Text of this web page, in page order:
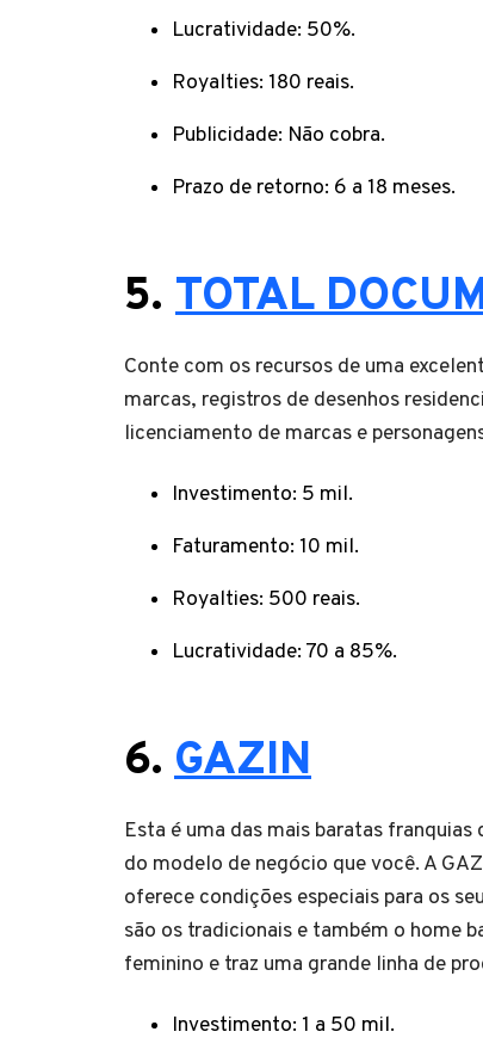
Lucratividade: 50%.
Royalties: 180 reais.
Publicidade: Não cobra.
Prazo de retorno: 6 a 18 meses.
5. TOTAL
Conte com os recursos de uma
marcas, registros de desenhos
licenciamento de marcas e
Investimento: 5 mil.
Faturamento: 10 mil.
Royalties: 500 reais.
Lucratividade: 70 a 85%.
6. GAZIN
Esta é uma das mais baratas
do modelo de negócio que você. A
oferece condições especiais para os
são os tradicionais e também o home
feminino e traz uma grande linha de
Investimento: 1 a 50 mil.